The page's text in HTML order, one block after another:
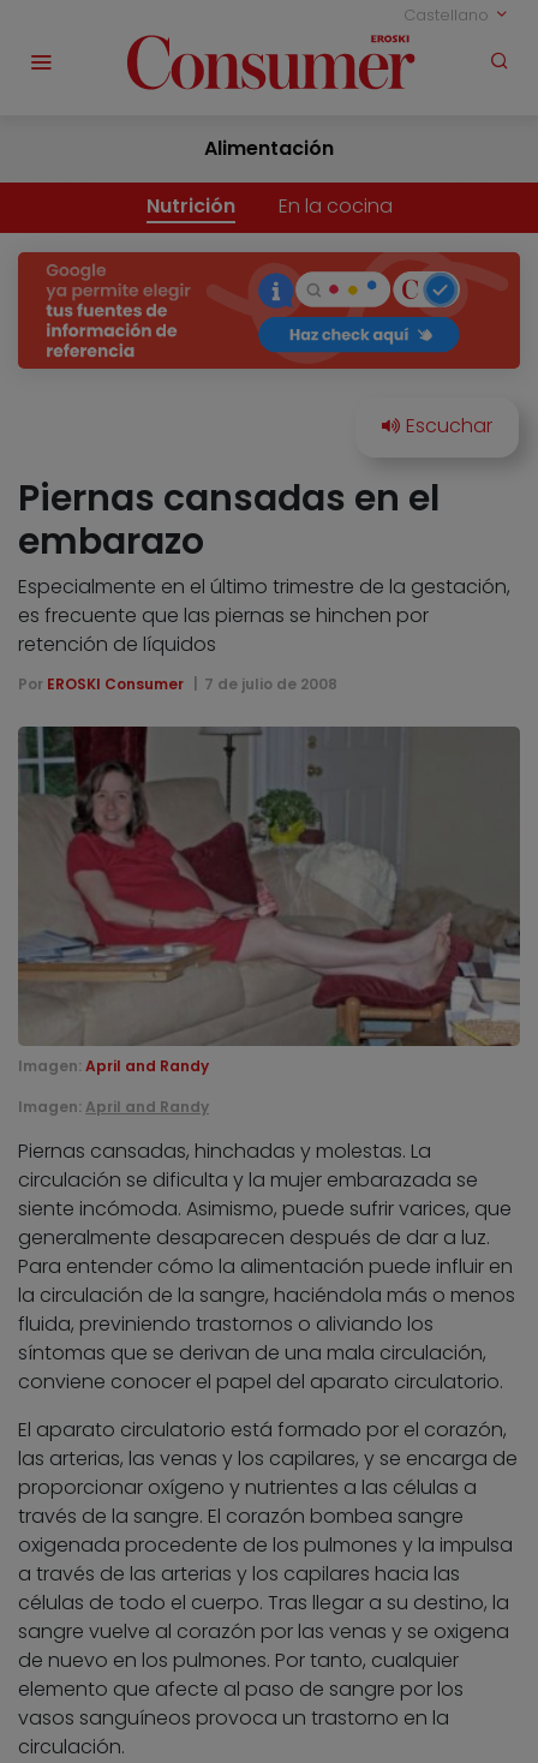
Castellano
Alimentación
Nutrición En la cocina
Piernas cansadas en el
embarazo
Especialmente en el último trimestre de la gestación,
es frecuente que las piernas se hinchen por
retención de líquidos
Por EROSKI Consumer 7 de julio de 2008
Imagen: April and Randy
Imagen: April and Randy
Piernas cansadas, hinchadas y molestas. La
circulación se dificulta y la mujer embarazada se
siente incómoda. Asimismo, puede sufrir varices, que
generalmente desaparecen después de dar a luz.
Para entender cómo la alimentación puede influir en
la circulación de la sangre, haciéndola más o menos
fluida, previniendo trastornos o aliviando los
síntomas que se derivan de una mala circulación,
conviene conocer el papel del aparato circulatorio.
El aparato circulatorio está formado por el corazón,
las arterias, las venas y los capilares, y se encarga de
proporcionar oxígeno y nutrientes a las células a
través de la sangre. El corazón bombea sangre
oxigenada procedente de los pulmones y la impulsa
a través de las arterias y los capilares hacia las
células de todo el cuerpo. Tras llegar a su destino, la
sangre vuelve al corazón por las venas y se oxigena
de nuevo en los pulmones. Por tanto, cualquier
elemento que afecte al paso de sangre por los
vasos sanguíneos provoca un trastorno en la
circulación.